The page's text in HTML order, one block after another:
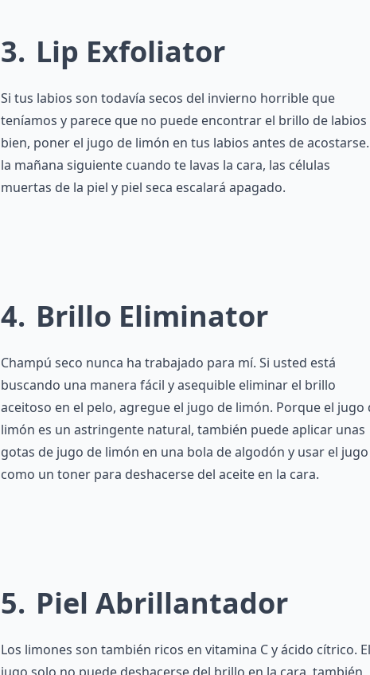
3 Lip Exfoliator
Si tus labios son todavía secos del invierno horrible que
teníamos y parece que no puede encontrar el brillo de labios
bien, poner el jugo de limón en tus labios antes de
la mañana siguiente cuando te lavas la cara, las células
muertas de la piel y piel seca escalará apagado.
4 Brillo Eliminator
Champú seco nunca ha trabajado para mí. Si usted está
buscando una manera fácil y asequible eliminar el brillo
aceitoso en el pelo, agregue el jugo de limón. Porque el jugo
limón es un astringente natural, también puede aplicar unas
gotas de jugo de limón en una bola de algodón y usar el jugo
como un toner para deshacerse del aceite en la cara.
5 Piel Abrillantador
Los limones son también ricos en vitamina C y ácido cítrico. El